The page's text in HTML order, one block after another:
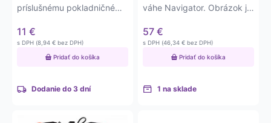
príslušnému pokladničnému
11 €
s DPH (8,94 € bez DPH)
Pridať do košíka
Dodanie do 3 dní
váhe Navigator. Obrázok je
57 €
s DPH (46,34 € bez DPH)
Pridať do košíka
1 na sklade